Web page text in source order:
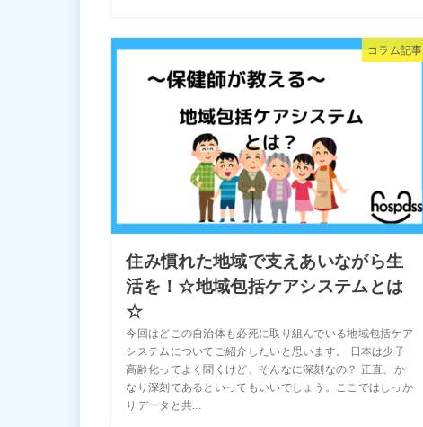
コラム記事
住み慣れた地域で支えあいながら生
活を！☆地域包括ケアシステムとは
☆
今回はどこの自治体も必死に取り組んでいる地域包括ケア
システムについてご紹介したいと思います。 日本は少子
高齢化ってよく聞くけど、そんなに深刻なの？ 正直、か
なり深刻であるといってもいいでしょう。ここではしっか
りデータと共...